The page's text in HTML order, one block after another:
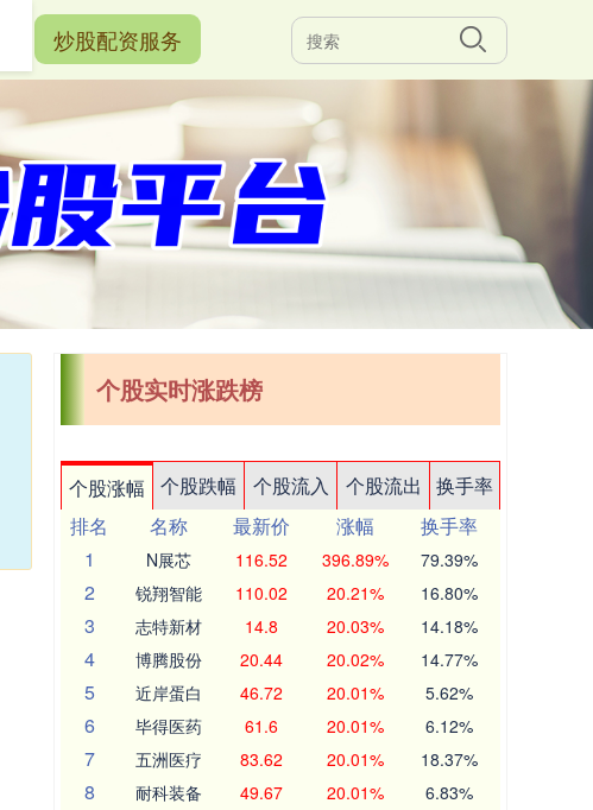
炒股配资服务
个股实时涨跌榜
个股涨幅 个股跌幅 个股流入 个股流出
换手率
排名
名称 最新价 涨幅
换手率
1
N展芯 116.52 396.89% 79.39%
2 锐翔智能 110.02 20.21% 16.80%
3 志特新材 14.8 20.03% 14.18%
4 博腾股份 20.44 20.02% 14.77%
5 近岸蛋白 46.72 20.01% 5.62%
6 毕得医药 61.6 20.01% 6.12%
7 五洲医疗 83.62 20.01% 18.37%
8 耐科装备 49.67 20.01% 6.83%